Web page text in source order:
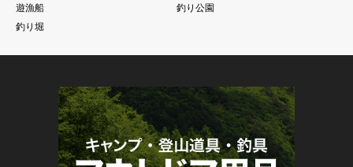
遊漁船
釣り公園
釣り堀